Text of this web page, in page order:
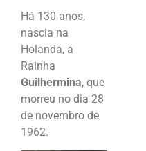
Há 130 anos,
nascia na
Holanda, a
Rainha
Guilhermina, que
morreu no dia 28
de novembro de
1962.